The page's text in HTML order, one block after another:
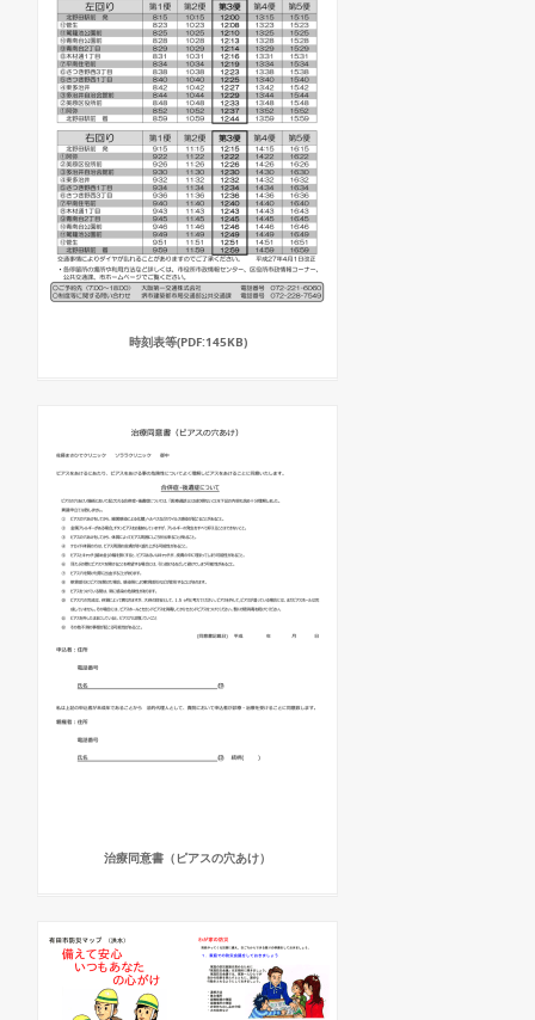
時刻表等(PDF:145KB)
治療同意書（ピアスの穴あけ）